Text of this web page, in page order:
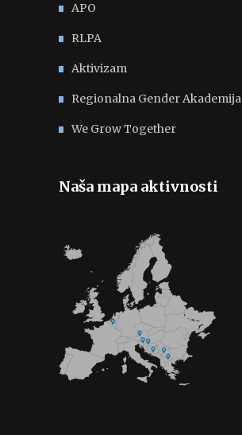
APO
RLPA
Aktivizam
Regionalna Gender Akademija
We Grow Together
Naša mapa aktivnosti